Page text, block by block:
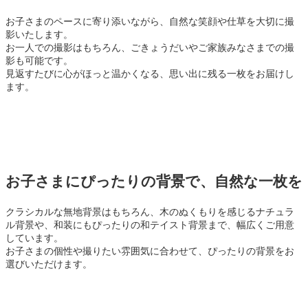
お子さまのペースに寄り添いながら、自然な笑顔や仕草を大切に撮
影いたします。
お一人での撮影はもちろん、ごきょうだいやご家族みなさまでの撮
影も可能です。
見返すたびに心がほっと温かくなる、思い出に残る一枚をお届けし
ます。
お子さまにぴったりの背景で、自然な一枚を
クラシカルな無地背景はもちろん、木のぬくもりを感じるナチュラ
ル背景や、和装にもぴったりの和テイスト背景まで、幅広くご用意
しています。
お子さまの個性や撮りたい雰囲気に合わせて、ぴったりの背景をお
選びいただけます。